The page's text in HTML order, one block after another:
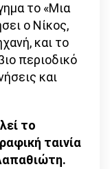
το «Μια
ο Νίκος,
και το
περιοδικό
και
το
ταινία